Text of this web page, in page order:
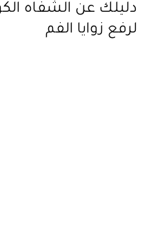
دليلك عن الشفاه
لرفع زوايا الفم